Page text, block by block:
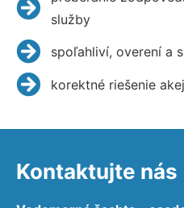
služby
spoľahliví, overení a
korektné riešenie
Kontaktujte nás